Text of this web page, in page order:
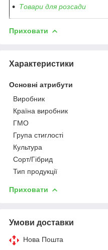
Товари для розсади
Приховати
Характеристики
Основні атрибути
Виробник
Країна виробник
ГМО
Група стиглості
Культура
Сорт/Гібрид
Тип продукції
Приховати
Умови доставки
Нова Пошта